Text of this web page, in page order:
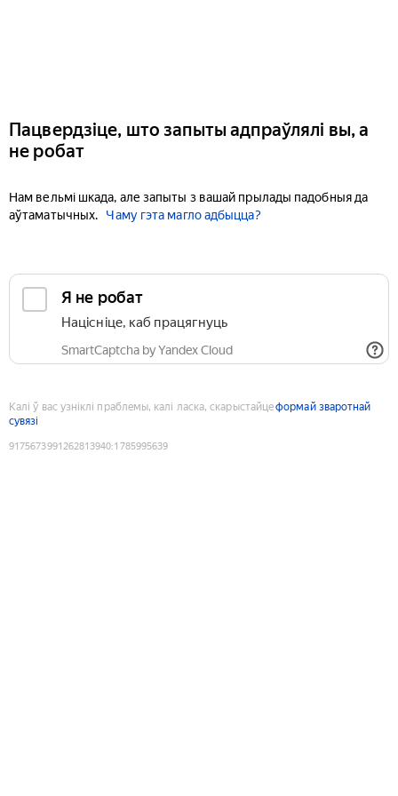
Пацвердзіце, што запыты адпраўлялі вы, а
не робат
Нам вельмі шкада, але запыты з вашай прылады падобныя да
аўтаматычных.
Чаму гэта магло адбыцца?
Я не робат
Націсніце, каб працягнуць
SmartCaptcha by Yandex Cloud
Калі ў вас узніклі праблемы, калі ласка, скарыстайцеформай зваротнай
сувязі
9175673991262813940:1785995639